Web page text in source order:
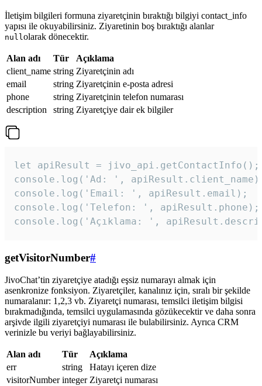
İletişim bilgileri formuna ziyaretçinin bıraktığı bilgiyi contact_info
yapısı ile okuyabilirsiniz. Ziyaretinin boş bıraktığı alanlar
null olarak dönecektir.
Alan adı Tür
Açıklama
client_name string Ziyaretçinin adı
email
string Ziyaretçinin e-posta adresi
phone
string Ziyaretçinin telefon numarası
description
string Ziyaretçiye dair ek bilgiler
let apiResult = jivo_api.getContactInfo();
console.log('Ad: ',
console.log('Email: ', apiResult.email);
console.log('Telefon: ', apiResult.phone);
console.log('Açıklama: ',
getVisitorNumber#
JivoChat’tin ziyaretçiye atadığı eşsiz numarayı almak için
asenkronize fonksiyon. Ziyaretçiler, kanalınız için, sıralı bir şekilde
numaralanır: 1,2,3 vb. Ziyaretçi numarası, temsilci iletişim bilgisi
bırakmadığında, temsilci uygulamasında gözükecektir ve daha sonra
arşivde ilgili ziyaretçiyi numarası ile bulabilirsiniz. Ayrıca CRM
verinizle bu veriyi bağlayabilirsiniz.
Alan adı Tür
Açıklama
err
string
Hatayı içeren dize
visitorNumber integer Ziyaretçi numarası